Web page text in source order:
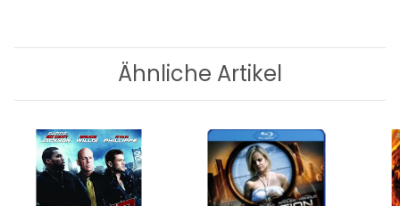
Ähnliche Artikel